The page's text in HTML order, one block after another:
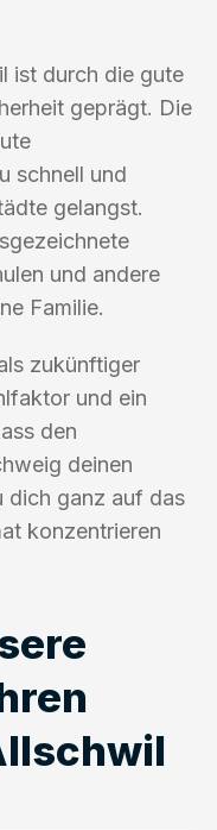
ist durch die gute
geprägt. Die
schnell und
gelangst.
und andere
Familie.
zukünftiger
und ein
den
deinen
dich ganz auf das
konzentrieren